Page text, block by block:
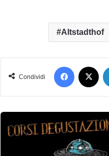
Altstadthof
Condividi
Facebook